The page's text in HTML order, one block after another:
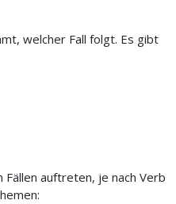
welcher Fall folgt. Es gibt
auftreten, je nach Verb